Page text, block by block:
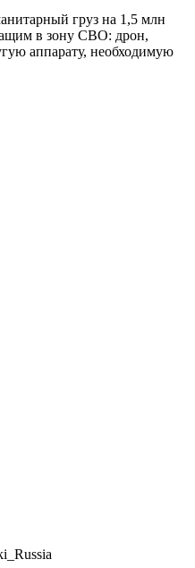
груз на 1,5 млн
в зону СВО: дрон,
аппарату, необходимую